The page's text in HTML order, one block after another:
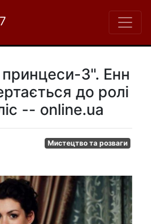
3". Енн
до ролі
-- online.ua
Мистецтво та розваги